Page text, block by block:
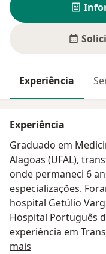
Experiência
Experiência
Graduado em
Alagoas (UFAL),
onde permaneci 6
especializações.
hospital Getúlio
Hospital Português
experiência em
transplantes em 3
mais